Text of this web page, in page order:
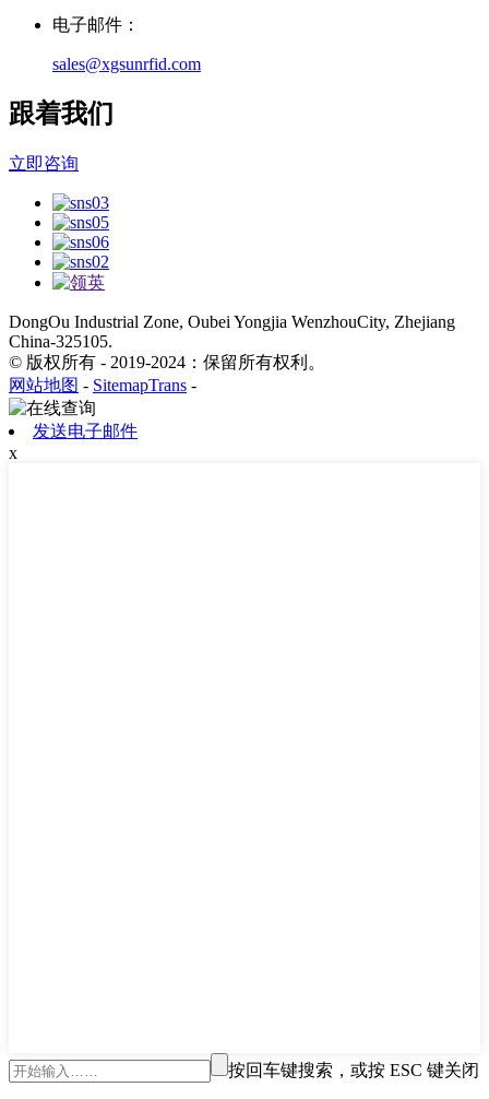
电子邮件：
sales@xgsunrfid.com
跟着我们
立即咨询
DongOu Industrial Zone, Oubei Yongjia WenzhouCity, Zhejiang
China-325105.
© 版权所有 - 2019-2024：保留所有权利。
网站地图 - SitemapTrans -
发送电子邮件
x
按回车键搜索，或按 ESC 键关闭